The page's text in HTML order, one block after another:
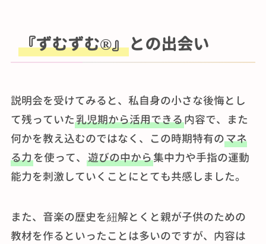
『ずむずむ®』との出会い
説明会を受けてみると、私自身の小さな後悔とし
て残っていた乳児期から活用できる内容で、また
何かを教え込むのではなく、この時期特有のマネ
る力を使って、 遊びの中から集中力や手指の運動
能力を刺激していくことにとても共感しました。
また、音楽の歴史を紐解とくと親が子供のための
教材を作るといったことは多いのですが、内容は